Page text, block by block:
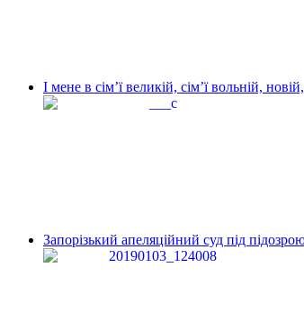
І мене в сім’ї великій, сім’ї вольній,
Запорізький апеляційний суд під